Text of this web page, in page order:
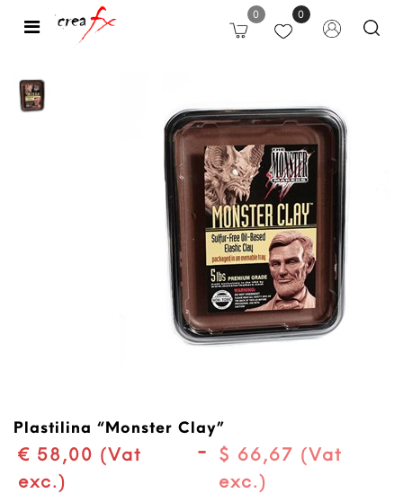
Open 0 0
Plastilina “Monster Clay”
€ 58,00 (Vat
exc.)
-
$ 66,67 (Vat
exc.)